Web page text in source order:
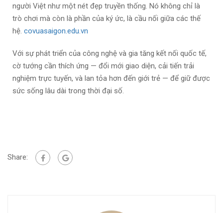
người Việt như một nét đẹp truyền thống. Nó không chỉ là
trò chơi mà còn là phần của ký ức, là cầu nối giữa các thế
hệ. covuasaigon.edu.vn
Với sự phát triển của công nghệ và gia tăng kết nối quốc tế,
cờ tướng cần thích ứng — đổi mới giao diện, cải tiến trải
nghiệm trực tuyến, và lan tỏa hơn đến giới trẻ — để giữ được
sức sống lâu dài trong thời đại số.
Share: